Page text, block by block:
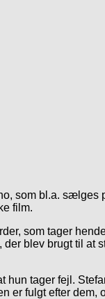
som bl.a.
film.
som tager
blev brugt til at
tager fejl.
er fulgt efter dem,